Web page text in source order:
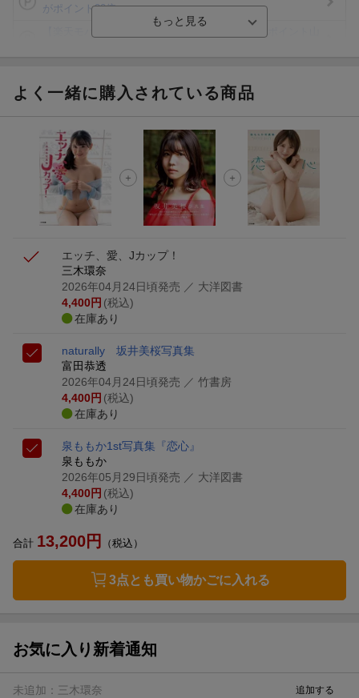
がポイント20倍
ト山分け
エントリー＆3,000円以上購入で無料データSIM（3GB/月プ
ラン）が当たる！
楽天モバイル紹介キャンペーンの拡散で300円OFFクーポン
進呈
よく一緒に購入されている商品
エッチ、愛、Jカップ！
三木環奈
2026年04月24日頃発売 ／ 大洋図書
4,400円 (税込)
在庫あり
naturally 坂井美桜写真集
富田恭透
2026年04月24日頃発売 ／ 竹書房
4,400円 (税込)
在庫あり
泉ももか1st写真集『恋心』
泉ももか
2026年05月29日頃発売 ／ 大洋図書
4,400円 (税込)
在庫あり
合計 13,200円 （税込）
3点とも買い物かごに入れる
お気に入り新着通知
未追加： 三木環奈 追加する